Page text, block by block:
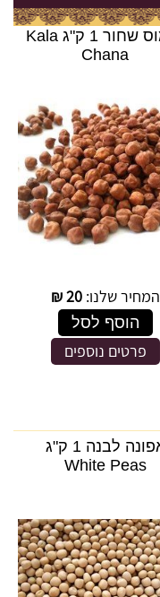
חומוס שחור 1 ק"ג Kala
Chana
המחיר שלנו:20
₪
הוסף לסל
פרטים נוספים
אפונה לבנה 1 ק"ג
White Peas